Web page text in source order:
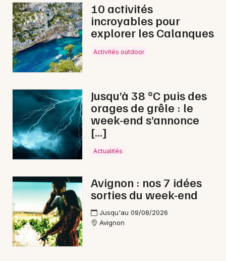
Sorties & loisirs
Marche gourmande dans le Vaucluse
Marche gourmande en Provence-Alpes-Côte-
Newsletter des sorties
Artistes en tournée
Actus à Valréas
Magazine à Valréas
10 activités
incroyables pour
explorer les Calanques
Activités outdoor
Jusqu’à 38 °C puis des
orages de grêle : le
week-end s’annonce
[…]
Actualités
Avignon : nos 7 idées
sorties du week-end
Jusqu'au 09/08/2026
Avignon